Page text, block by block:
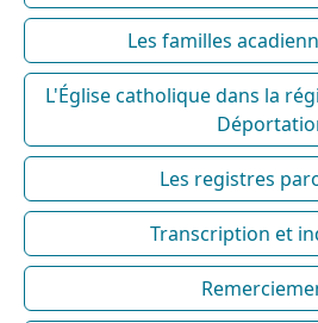
Les familles
L'Église catholique dans la
Les registres
Transcription et